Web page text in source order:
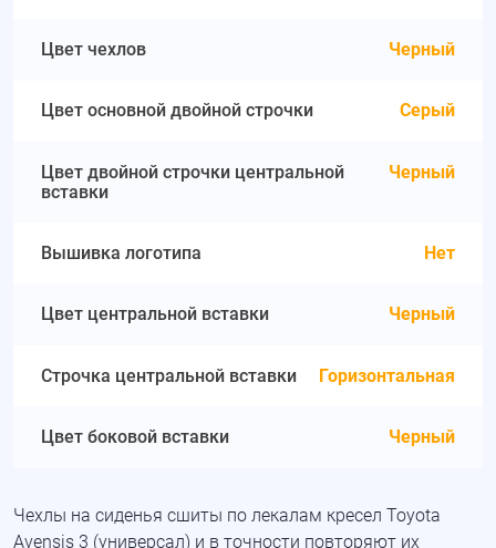
Цвет чехлов Черный
Цвет основной двойной строчки Серый
Цвет двойной строчки центральной
вставки
Черный
Вышивка логотипа Нет
Цвет центральной вставки Черный
Строчка центральной вставки Горизонтальная
Цвет боковой вставки Черный
Чехлы на сиденья сшиты по лекалам кресел Toyota
Avensis 3 (универсал) и в точности повторяют их